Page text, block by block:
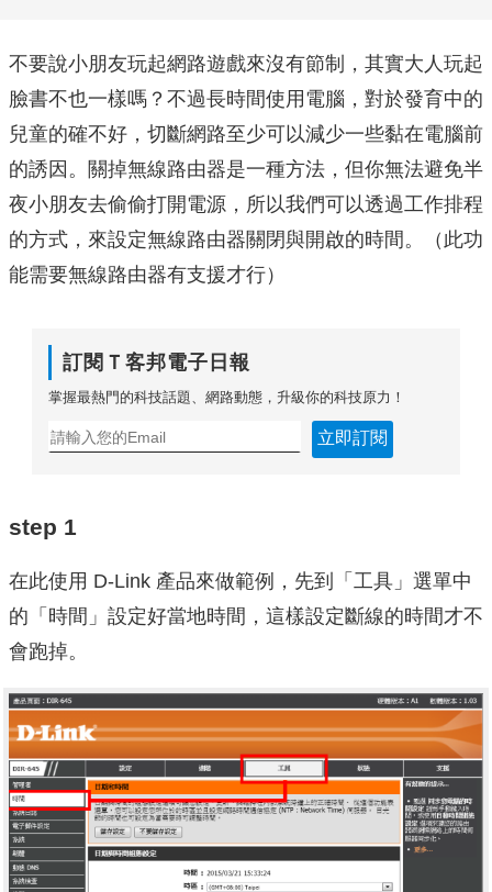
不要說小朋友玩起網路遊戲來沒有節制，其實大人玩起
臉書不也一樣嗎？不過長時間使用電腦，對於發育中的
兒童的確不好，切斷網路至少可以減少一些黏在電腦前
的誘因。關掉無線路由器是一種方法，但你無法避免半
夜小朋友去偷偷打開電源，所以我們可以透過工作排程
的方式，來設定無線路由器關閉與開啟的時間。（此功
能需要無線路由器有支援才行）
訂閱Ｔ客邦電子日報
掌握最熱門的科技話題、網路動態，升級你的科技原力！
立即訂閱
step 1
在此使用 D-Link 產品來做範例，先到「工具」選單中
的「時間」設定好當地時間，這樣設定斷線的時間才不
會跑掉。